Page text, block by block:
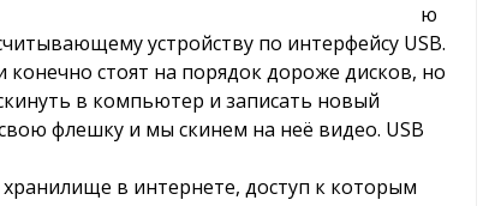
ю
устройству по интерфейсу USB.
конечно стоят на порядок дороже дисков, но
в компьютер и записать новый
флешку и мы скинем на неё видео. USB
в интернете, доступ к которым